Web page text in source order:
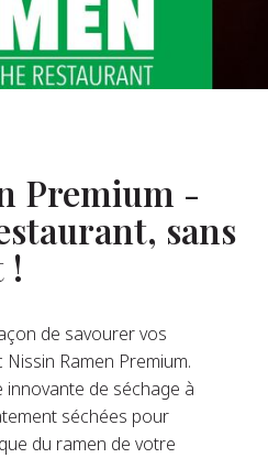
Premium -
sans
!
de savourer vos
Ramen Premium.
de séchage à
séchées pour
du ramen de votre